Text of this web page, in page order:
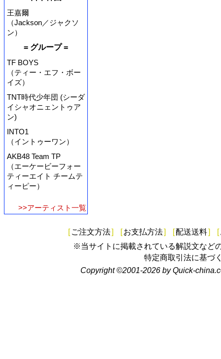
王嘉爾
（Jackson／ジャクソ
ン）
= グループ =
TF BOYS
（ティー・エフ・ボー
イズ）
TNT時代少年団 (シーダ
イシャオニェントゥア
ン)
INTO1
（イントゥーワン）
AKB48 Team TP
（エーケービーフォー
ティーエイト チームテ
ィーピー）
>>アーティスト一覧
[ ご注文方法] [お支払方法] [配送送料] [
※当サイトに掲載されている解説文など
特定商取引法に基づ
Copyright ©2001-2026 by Quick-